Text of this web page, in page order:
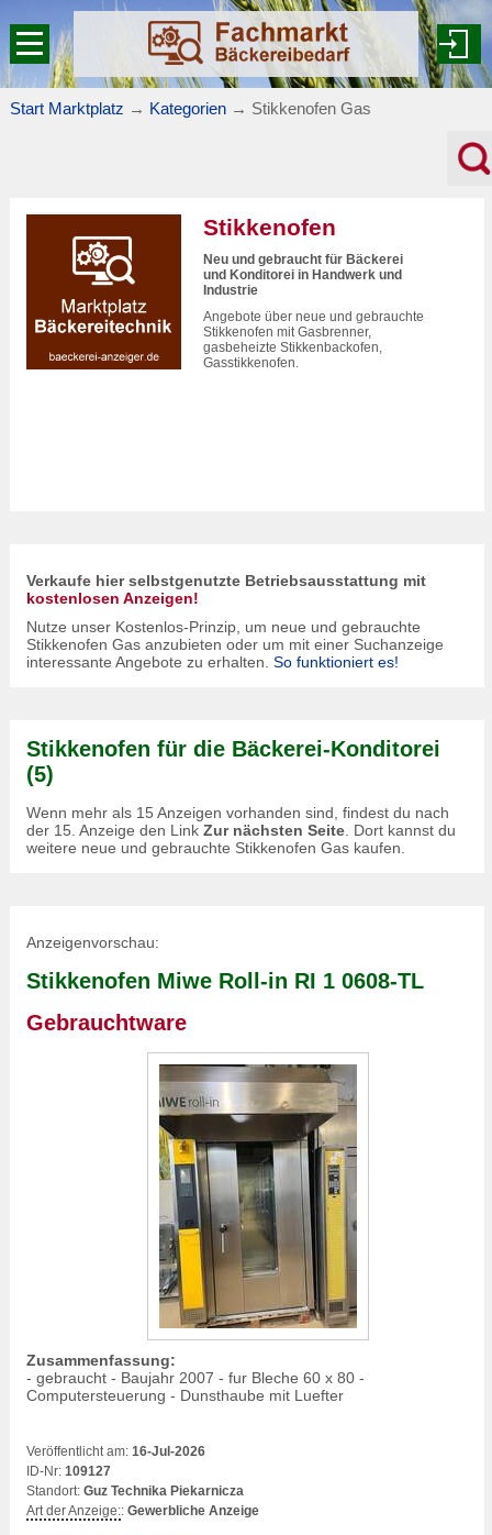
Start Marktplatz → Kategorien → Stikkenofen Gas
Stikkenofen
Neu und gebraucht für Bäckerei
und Konditorei in Handwerk und
Industrie
Angebote über neue und gebrauchte
Stikkenofen mit Gasbrenner,
gasbeheizte Stikkenbackofen,
Gasstikkenofen.
Verkaufe hier selbstgenutzte Betriebsausstattung mit
kostenlosen Anzeigen!
Nutze unser Kostenlos-Prinzip, um neue und gebrauchte
Stikkenofen Gas anzubieten oder um mit einer Suchanzeige
interessante Angebote zu erhalten. So funktioniert es!
Stikkenofen für die Bäckerei-Konditorei
(5)
Wenn mehr als 15 Anzeigen vorhanden sind, findest du nach
der 15. Anzeige den Link Zur nächsten Seite . Dort kannst du
weitere neue und gebrauchte Stikkenofen Gas kaufen.
Anzeigenvorschau:
Stikkenofen Miwe Roll-in RI 1 0608-TL
Gebrauchtware
Zusammenfassung:
- gebraucht - Baujahr 2007 - fur Bleche 60 x 80 -
Computersteuerung - Dunsthaube mit Luefter
Veröffentlicht am: 16-Jul-2026
ID-Nr: 109127
Standort: Guz Technika Piekarnicza
Art der Anzeige:: Gewerbliche Anzeige